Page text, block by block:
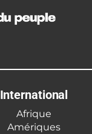
International
Afrique
Amériques